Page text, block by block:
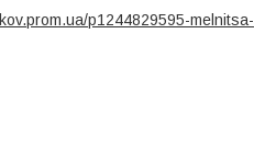
p1244829595-melnitsa-